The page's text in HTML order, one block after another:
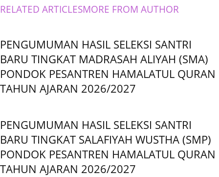
RELATED ARTICLESMORE FROM AUTHOR
PENGUMUMAN HASIL SELEKSI SANTRI
BARU TINGKAT MADRASAH ALIYAH (SMA)
PONDOK PESANTREN HAMALATUL QURAN
TAHUN AJARAN 2026/2027
PENGUMUMAN HASIL SELEKSI SANTRI
BARU TINGKAT SALAFIYAH WUSTHA (SMP)
PONDOK PESANTREN HAMALATUL QURAN
TAHUN AJARAN 2026/2027